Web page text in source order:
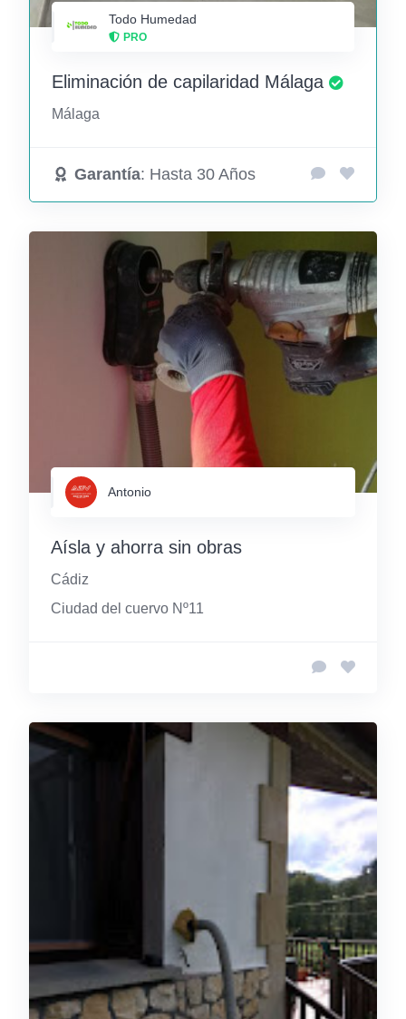
Todo Humedad
PRO
Eliminación de capilaridad Málaga
Málaga
Garantía: Hasta 30 Años
Antonio
Aísla y ahorra sin obras
Cádiz
Ciudad del cuervo Nº11